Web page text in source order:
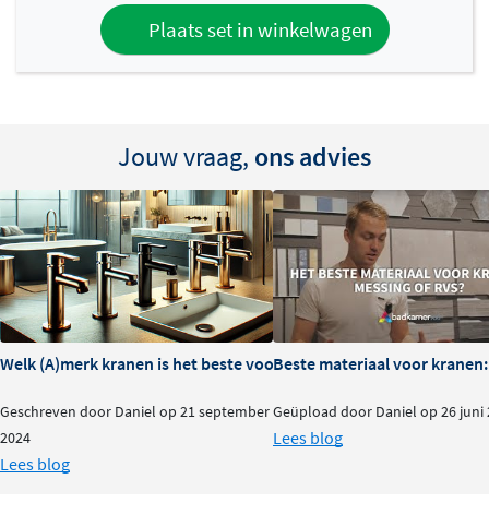
Plaats set in winkelwagen
Jouw vraag, ons advies
Welk (A)merk kranen is het beste voor je badkamer?
Geschreven door Daniel op 21 september
2024
Lees blog
Beste materiaal voor kranen:
Geüpload door Daniel op 26 juni
Lees blog